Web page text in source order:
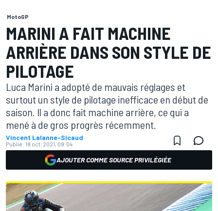
MotoGP
MARINI A FAIT MACHINE
ARRIÈRE DANS SON STYLE DE
PILOTAGE
Luca Marini a adopté de mauvais réglages et
surtout un style de pilotage inefficace en début de
saison. Il a donc fait machine arrière, ce qui a
mené à de gros progrès récemment.
Vincent Lalanne-Sicaud
Publié: 18 oct. 2021, 09:04
AJOUTER COMME SOURCE PRIVILÉGIÉE